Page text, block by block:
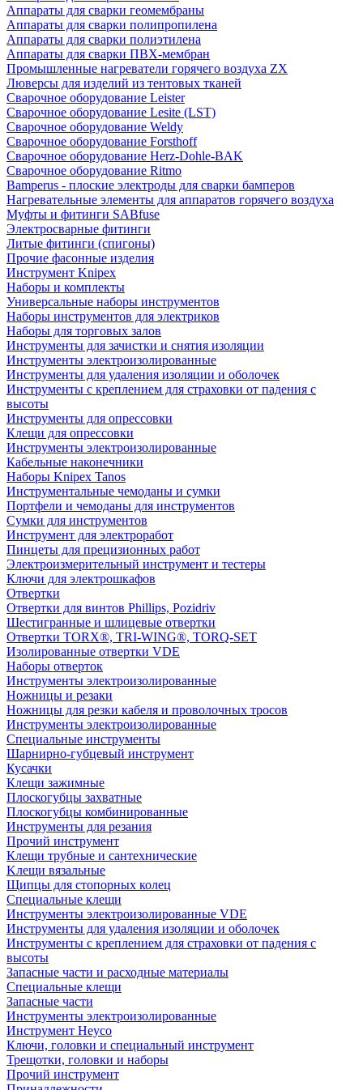
Аппараты для сварки геомембраны
Аппараты для сварки полипропилена
Аппараты для сварки полиэтилена
Аппараты для сварки ПВХ-мембран
Промышленные нагреватели горячего воздуха ZX
Люверсы для изделий из тентовых тканей
Сварочное оборудование Leister
Сварочное оборудование Lesite (LST)
Сварочное оборудование Weldy
Сварочное оборудование Forsthoff
Сварочное оборудование Herz-Dohle-BAK
Сварочное оборудование Ritmo
Bamperus - плоские электроды для сварки бамперов
Нагревательные элементы для аппаратов горячего воздуха
Муфты и фитинги SABfuse
Электросварные фитинги
Литые фитинги (спигоны)
Прочие фасонные изделия
Инструмент Knipex
Наборы и комплекты
Универсальные наборы инструментов
Наборы инструментов для электриков
Наборы для торговых залов
Инструменты для зачистки и снятия изоляции
Инструменты электроизолированные
Инструменты для удаления изоляции и оболочек
Инструменты с креплением для страховки от падения с
высоты
Инструменты для опрессовки
Клещи для опрессовки
Инструменты электроизолированные
Кабельные наконечники
Наборы Knipex Tanos
Инструментальные чемоданы и сумки
Портфели и чемоданы для инструментов
Сумки для инструментов
Инструмент для электроработ
Пинцеты для прецизионных работ
Электроизмерительный инструмент и тестеры
Ключи для электрошкафов
Отвертки
Отвертки для винтов Phillips, Pozidriv
Шестигранные и шлицевые отвертки
Отвертки TORX®, TRI-WING®, TORQ-SET
Изолированные отвертки VDE
Наборы отверток
Инструменты электроизолированные
Ножницы и резаки
Ножницы для резки кабеля и проволочных тросов
Инструменты электроизолированные
Специальные инструменты
Шарнирно-губцевый инструмент
Кусачки
Клещи зажимные
Плоскогубцы захватные
Плоскогубцы комбинированные
Инструменты для резания
Прочий инструмент
Клещи трубные и сантехнические
Kлещи вязальные
Щипцы для стопорных колец
Специальные клещи
Инструменты электроизолированные VDE
Инструменты для удаления изоляции и оболочек
Инструменты с креплением для страховки от падения с
высоты
Запасные части и расходные материалы
Специальные клещи
Запасные части
Инструменты электроизолированные
Инструмент Heyco
Ключи, головки и специальный инструмент
Трещотки, головки и наборы
Прочий инструмент